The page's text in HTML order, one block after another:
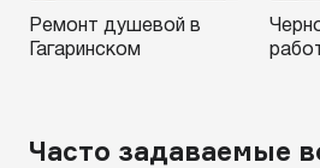
Ремонт душевой в
Гагаринском
Часто задаваемые